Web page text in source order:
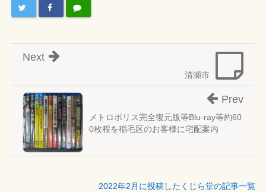
清瀬市
Next
メトロポリス完全復元版等Blu-ray等約60
0枚程を稲毛区のお客様に宅配案内
Prev
2022年2月に投稿したくじら堂の記事一覧